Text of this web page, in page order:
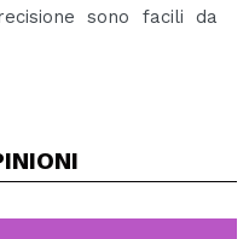
sono facili da